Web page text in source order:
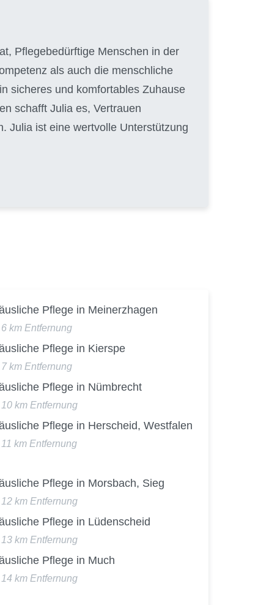
Pflegebedürftige Menschen in der
als auch die menschliche
sicheres und komfortables Zuhause
schafft Julia es, Vertrauen
Julia ist eine wertvolle Unterstützung
Pflege in Meinerzhagen
km Entfernung
Pflege in Kierspe
km Entfernung
Pflege in Nümbrecht
km Entfernung
Pflege in Herscheid, Westfalen
km Entfernung
Pflege in Morsbach, Sieg
km Entfernung
Pflege in Lüdenscheid
km Entfernung
Pflege in Much
km Entfernung